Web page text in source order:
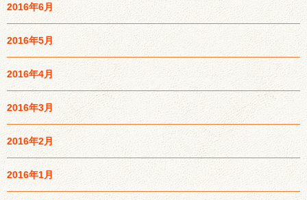
2016年6月
2016年5月
2016年4月
2016年3月
2016年2月
2016年1月